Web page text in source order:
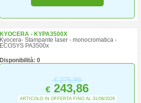
KYOCERA - KYPA3500X
Kyocera- Stampante laser - monocromatica -
ECOSYS PA3500x
Disponibilità: 0
€275,99
€ 243,86
ARTICOLO IN OFFERTA FINO AL 31/08/2026